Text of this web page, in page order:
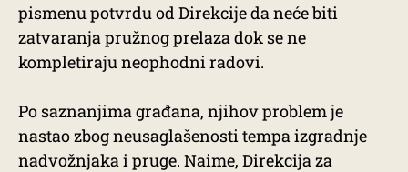
pismenu potvrdu od Direkcije da neće biti
zatvaranja pružnog prelaza dok se ne
kompletiraju neophodni radovi.
Po saznanjima građana, njihov problem je
nastao zbog neusaglašenosti tempa izgradnje
nadvožnjaka i pruge. Naime, Direkcija za